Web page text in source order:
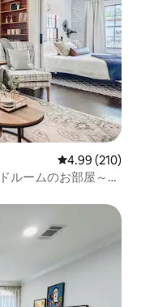
レビュー210
4.99 (210)
ルームのお部屋～リ